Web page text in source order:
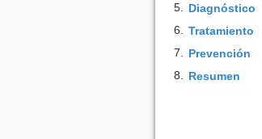
5. Diagnóstico
6. Tratamiento
7. Prevención
8. Resumen